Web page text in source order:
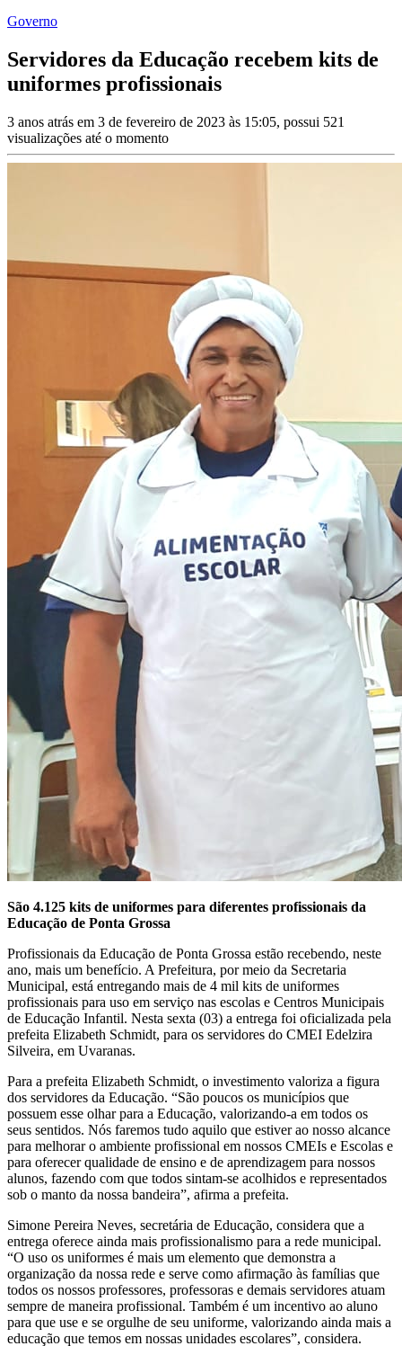
Governo
Servidores da Educação recebem kits de
uniformes profissionais
3 anos atrás em 3 de fevereiro de 2023 às 15:05, possui 521
visualizações até o momento
São 4.125 kits de uniformes para diferentes profissionais da
Educação de Ponta Grossa
Profissionais da Educação de Ponta Grossa estão recebendo, neste
ano, mais um benefício. A Prefeitura, por meio da Secretaria
Municipal, está entregando mais de 4 mil kits de uniformes
profissionais para uso em serviço nas escolas e Centros Municipais
de Educação Infantil. Nesta sexta (03) a entrega foi oficializada pela
prefeita Elizabeth Schmidt, para os servidores do CMEI Edelzira
Silveira, em Uvaranas.
Para a prefeita Elizabeth Schmidt, o investimento valoriza a figura
dos servidores da Educação. “São poucos os municípios que
possuem esse olhar para a Educação, valorizando-a em todos os
seus sentidos. Nós faremos tudo aquilo que estiver ao nosso alcance
para melhorar o ambiente profissional em nossos CMEIs e Escolas e
para oferecer qualidade de ensino e de aprendizagem para nossos
alunos, fazendo com que todos sintam-se acolhidos e representados
sob o manto da nossa bandeira”, afirma a prefeita.
Simone Pereira Neves, secretária de Educação, considera que a
entrega oferece ainda mais profissionalismo para a rede municipal.
“O uso os uniformes é mais um elemento que demonstra a
organização da nossa rede e serve como afirmação às famílias que
todos os nossos professores, professoras e demais servidores atuam
sempre de maneira profissional. Também é um incentivo ao aluno
para que use e se orgulhe de seu uniforme, valorizando ainda mais a
educação que temos em nossas unidades escolares”, considera.